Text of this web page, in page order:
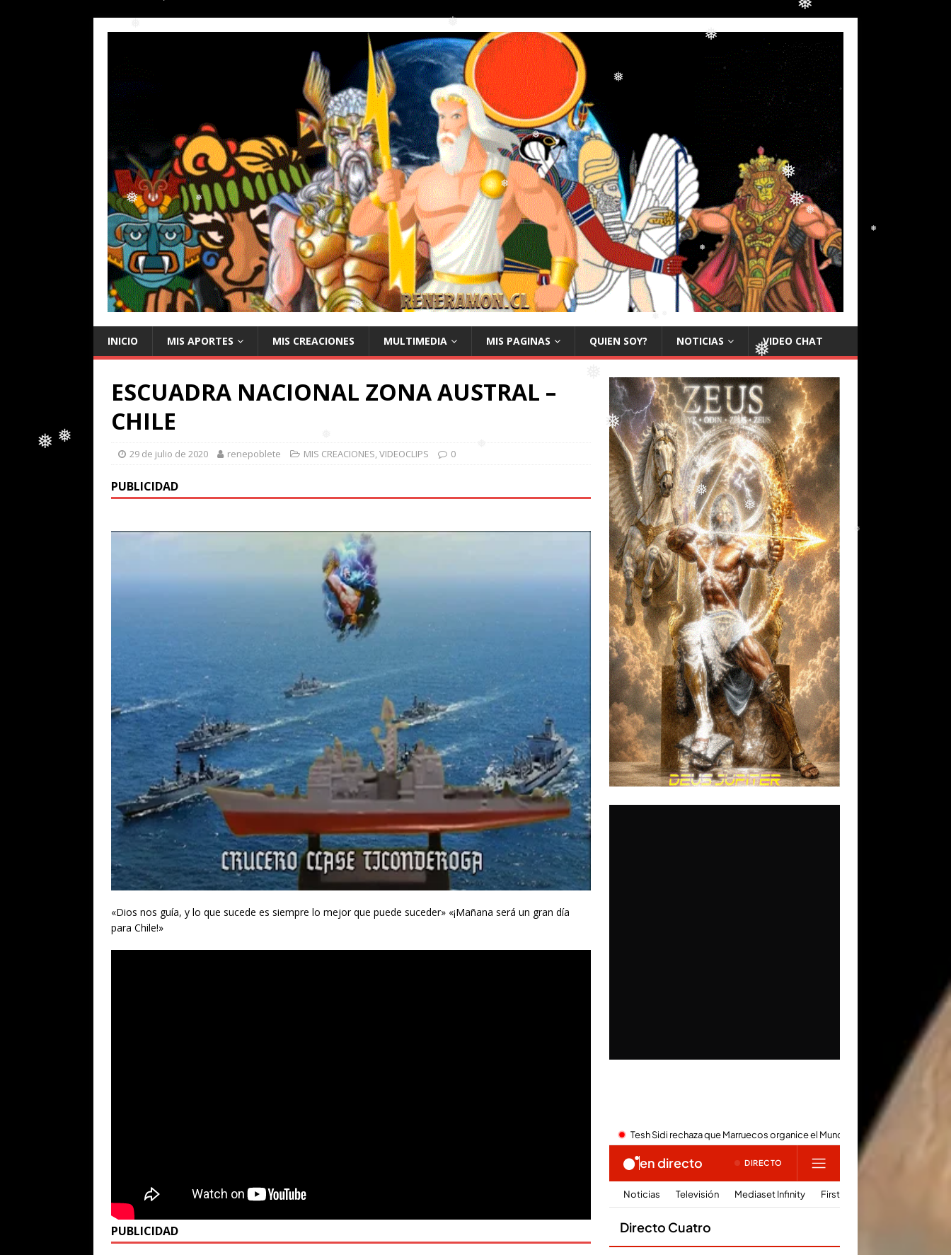
❅
❅
❅
❅
❅
❅
❅
❅
❅ ❅
❅
❅ ❅
❅
❅
❅
❅
❅
❅
❅
INICIO MIS APORTES MIS CREACIONES MULTIMEDIA MIS PAGINAS QUIEN SOY? NOTICIAS VIDEO CHAT
ESCUADRA NACIONAL ZONA AUSTRAL –
CHILE
29 de julio de 2020 renepoblete MIS CREACIONES,VIDEOCLIPS 0
PUBLICIDAD
«Dios nos guía, y lo que sucede es siempre lo mejor que puede suceder» «¡Mañana será un gran día
para Chile!»
PUBLICIDAD